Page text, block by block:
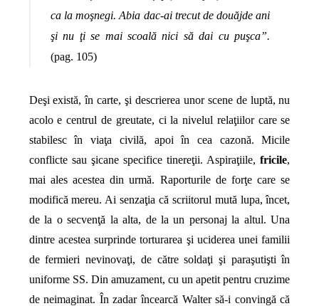
ca la moşnegi. Abia dac-ai trecut de douăjde ani
şi nu ţi se mai scoală nici să dai cu puşca”.
(pag. 105)
Deşi există, în carte, şi descrierea unor scene de luptă, nu
acolo e centrul de greutate, ci la nivelul relaţiilor care se
stabilesc în viaţa civilă, apoi în cea cazonă. Micile
conflicte sau şicane specifice tinereţii. Aspiraţiile,fricile,
mai ales acestea din urmă. Raporturile de forţe care se
modifică mereu. Ai senzaţia că scriitorul mută lupa, încet,
de la o secvenţă la alta, de la un personaj la altul. Una
dintre acestea surprinde torturarea şi uciderea unei familii
de fermieri nevinovaţi, de către soldaţi şi paraşutişti în
uniforme SS. Din amuzament, cu un apetit pentru cruzime
de neimaginat. În zadar încearcă Walter să-i convingă că